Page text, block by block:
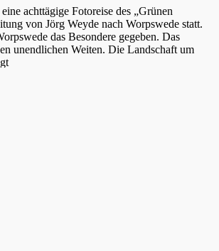
achttägige Fotoreise des „Grünen
von Jörg Weyde nach Worpswede statt.
das Besondere gegeben. Das
unendlichen Weiten. Die Landschaft um